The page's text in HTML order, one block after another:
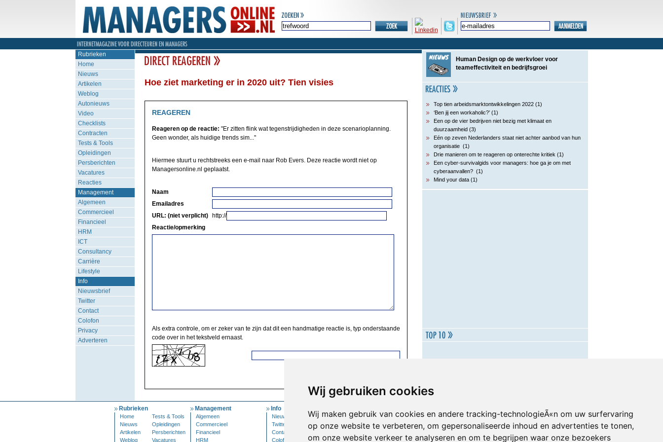
Wij gebruiken cookies
Wij maken gebruik van cookies en andere tracking-technologieÃ«n om uw surfervaring
op onze website te verbeteren, om gepersonaliseerde inhoud en advertenties te tonen,
om onze website verkeer te analyseren en om te begrijpen waar onze bezoekers
Rubrieken
Home
Nieuws
Artikelen
Weblog
Autonieuws
Video
Checklists
Contracten
Tests & Tools
Opleidingen
Persberichten
Vacatures
Reacties
Management
Algemeen
Commercieel
Financieel
HRM
ICT
Consultancy
Carrière
Lifestyle
Info
Nieuwsbrief
Twitter
Contact
Colofon
Privacy
Adverteren
Hoe ziet marketing er in 2020 uit? Tien visies
REAGEREN
Reageren op de reactie: "Er zitten flink wat tegenstrijdigheden in deze scenarioplanning.
Geen wonder, als huidige trends sim..."
Hiermee stuurt u rechtstreeks een e-mail naar Rob Evers. Deze reactie wordt niet op
Managersonline.nl geplaatst.
Naam
Emailadres
URL: (niet verplicht)
http://
Reactie/opmerking
Als extra controle, om er zeker van te zijn dat dit een handmatige reactie is, typ onderstaande
code over in het tekstveld ernaast.
Human Design op de werkvloer voor
teameffectiviteit en bedrijfsgroei
Top tien arbeidsmarktontwikkelingen 2022 (1)
‘Ben jij een workaholic?’ (1)
Een op de vier bedrijven niet bezig met klimaat en
duurzaamheid (3)
Eén op zeven Nederlanders staat niet achter aanbod van hun
organisatie (1)
Drie manieren om te reageren op onterechte kritiek (1)
Een cyber-survivalgids voor managers: hoe ga je om met
cyberaanvallen? (1)
Mind your data (1)
Rubrieken
Home
Tests & Tools
Nieuws
Opleidingen
Artikelen
Persberichten
Weblog
Vacatures
Management
Algemeen
Commercieel
Financieel
HRM
Info
Nieuwsbrief
Twitter
Contact
Colofon
Inloggen